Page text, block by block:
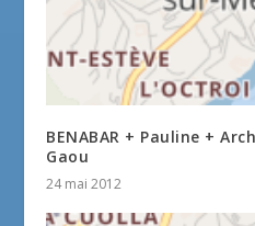
BENABAR + Pauline +
Gaou
24 mai 2012